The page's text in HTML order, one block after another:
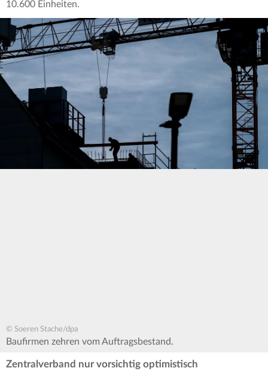
10.600 Einheiten.
© Soeren Stache/dpa
Baufirmen zehren vom Auftragsbestand.
Zentralverband nur vorsichtig optimistisch